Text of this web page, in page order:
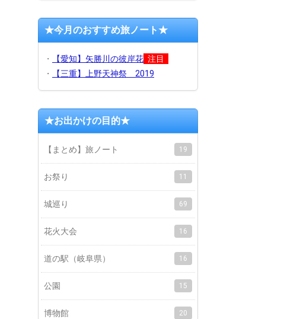
★今月のおすすめ旅ノート★
・ 【愛知】矢勝川の彼岸花 注目
・
【三重】上野天神祭 2019
★お出かけの目的★
【まとめ】旅ノート 19
お祭り 11
城巡り 69
花火大会 16
道の駅（岐阜県） 16
公園 15
博物館 20